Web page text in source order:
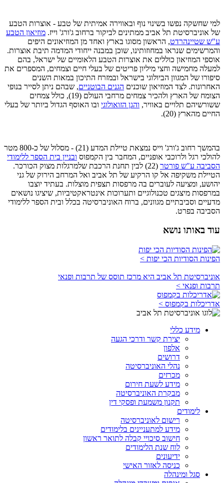
למי שחשקה נפשו בשינוי נוף ובאווירה אמיתית של טבע - אוצרות הטבע
של אוניברסיטת תל אביב ממתינים לביקור ברחוב ג'ורג' וייז. מוזיאון הטבע
ע"ש שטיינהרדט, הראשון מסוגו בארץ ואחד מן המוזיאונים היפים
והמרשימים שנראו במחוזותינו, שוכן במבנה ייחודי המדמה תיבת אוצרות.
אוספי המוזיאון כוללים את אוצרות הטבע הלאומיים של ישראל, בהם
למעלה מחמישה וחצי מיליון פריטים של בעלי חיים וצמחים, המספרים את
סיפורו של המגוון הביולוגי בישראל ובמזרח התיכון במאות השנים
האחרונות. לצד המוזיאון שוכנים הגנים הבוטניים, שבהם ניתן לסייר בנופי
הצומח של הארץ ולהכיר צמחים מרחבי העולם (19), כולל צמחים
ששורשיהם תלויים באוויר, והגן הזואולוגי ובו האוסף הגדול ביותר של בעלי
החיים מהארץ (20).
בהמשך רחוב ג'ורג' וייס נמצאת טיילת המדע (21) - מסלול של כ-800 מטר
להולכי רגל ולרוכבי אופניים, המחבר בין הקמפוס ובניין בית הספר ללימודי
הסביבה ע"ש פורטר
(22) לבין תחנת הרכבת שלמרגלות מצוק הכורכר.
הטיילת משקיפה אל קו הרקיע של תל אביב ואל המרחב הירוק של גני
יהושע, ומציעה לעוברים בה מרפסות תצפית מוצלות. בעתיד יוצבו
במרפסות מיצגים טכנולוגיים ותערוכות אינטראקטיביות, שיציגו נושאים
מדעיים וסביבתיים מגוונים, ברוח האוניברסיטה בכלל ובית הספר ללימודי
הסביבה בפרט.
עוד באותו נושא
הפינות הסודיות הכי יפות >
אוניברסיטת תל אביב היא מרכז תוסס של תרבות ופנאי
תרבות ופנאי >
אדריכלות בקמפוס >
מידע כללי
יצירת קשר ודרכי הגעה
אלפון
דרושים
נהלי האוניברסיטה
מכרזים
מידע לשעת חירום
מבקרת האוניברסיטה
תקנון משמעת ופסקי דין
לימודים
רישום לאוניברסיטה
מידע למתעניינים בלימודים
חישוב סיכויי קבלה לתואר ראשון
לוח שנת הלימודים
ידיעונים
כניסה לאזור האישי
סגל ומינהלה